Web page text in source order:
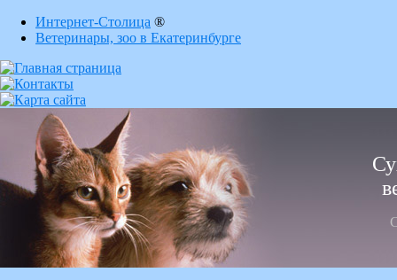
Интернет-Столица ®
Ветеринары, зоо в Екатеринбурге